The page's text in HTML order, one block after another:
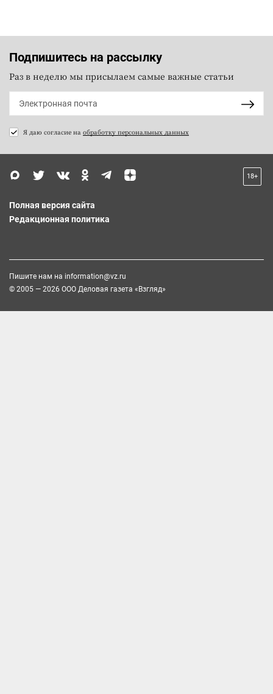
Подпишитесь на рассылку
Раз в неделю мы присылаем самые важные статьи
Я даю согласие на обработку персональных данных
18+
Полная версия сайта
Редакционная политика
Пишите нам на information@vz.ru
© 2005 — 2026 ООО Деловая газета «Взгляд»